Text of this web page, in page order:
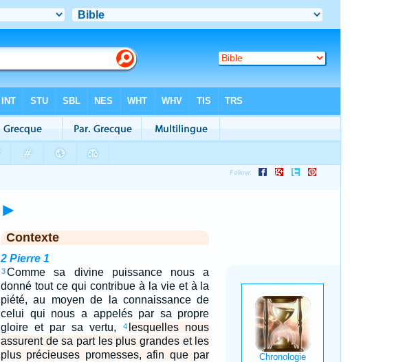
►
Contexte
2 Pierre 1
3Comme sa divine puissance nous a
donné tout ce qui contribue à la vie et à la
piété, au moyen de la connaissance de
celui qui nous a appelés par sa propre
gloire et par sa vertu,
4 lesquelles nous
assurent de sa part les plus grandes et les
plus précieuses promesses, afin que par